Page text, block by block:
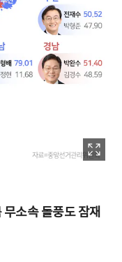
소속 돌풍도 잠재